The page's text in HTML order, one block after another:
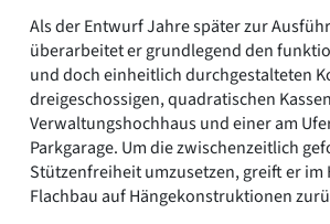
Als der Entwurf Jahre später zur
überarbeitet er grundlegend den
und doch einheitlich durchgestalteten
dreigeschossigen, quadratischen
Verwaltungshochhaus und einer am
Parkgarage. Um die zwischenzeitlich
Stützenfreiheit umzusetzen, greift er im
Flachbau auf Hängekonstruktionen